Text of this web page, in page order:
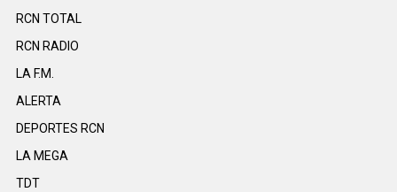
RCN TOTAL
RCN RADIO
LA F.M.
ALERTA
DEPORTES RCN
LA MEGA
TDT